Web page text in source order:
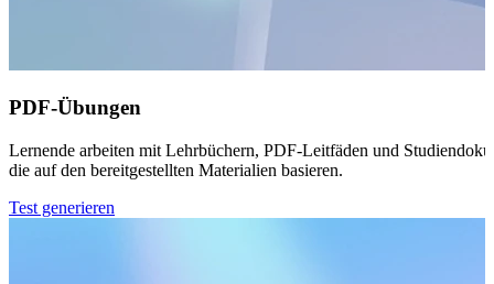
PDF-Übungen
Lernende arbeiten mit Lehrbüchern, PDF-Leitfäden und
die auf den bereitgestellten Materialien basieren.
Test generieren